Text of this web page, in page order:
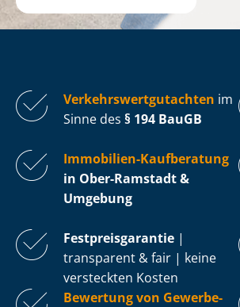
Ver­kehrs­wert­gut­ach­ten im
Sinne des § 194 BauGB
Immobilien-Kaufberatung
in Ober-Ramstadt &
Umgebung
Fest­preis­ga­ran­tie |
transparent & fair | keine
versteckten Kosten
Bewertung von Ge­wer­be­